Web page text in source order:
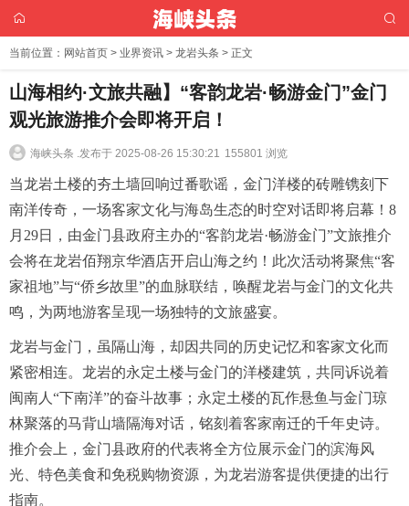
当前位置： 网站首页 > 业界资讯 > 龙岩头条 > 正文
山海相约·文旅共融】“客韵龙岩·畅游金门”金门
观光旅游推介会即将开启！
海峡头条 .发布于 2025-08-26 15:30:21 155801 浏览
当龙岩土楼的夯土墙回响过番歌谣，金门洋楼的砖雕镌刻下
南洋传奇，一场客家文化与海岛生态的时空对话即将启幕！8
月29日，由金门县政府主办的“客韵龙岩·畅游金门”文旅推介
会将在龙岩佰翔京华酒店开启山海之约！此次活动将聚焦“客
家祖地”与“侨乡故里”的血脉联结，唤醒龙岩与金门的文化共
鸣，为两地游客呈现一场独特的文旅盛宴。
龙岩与金门，虽隔山海，却因共同的历史记忆和客家文化而
紧密相连。龙岩的永定土楼与金门的洋楼建筑，共同诉说着
闽南人“下南洋”的奋斗故事；永定土楼的瓦作悬鱼与金门琼
林聚落的马背山墙隔海对话，铭刻着客家南迁的千年史诗。
推介会上，金门县政府的代表将全方位展示金门的滨海风
光、特色美食和免税购物资源，为龙岩游客提供便捷的出行
指南。